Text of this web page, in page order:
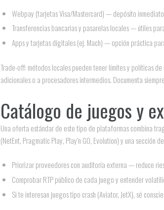
Webpay (tarjetas Visa/Mastercard) — depósito
Transferencias bancarias y pasarelas locales — útiles
Apps y tarjetas digitales (ej. Mach) — opción práctica
Trade-off: métodos locales pueden tener límites y políticas
adicionales o a procesadores intermedios. Documenta
Catálogo de juegos y
Una oferta estándar de este tipo de plataformas combina
(NetEnt, Pragmatic Play, Play’n GO, Evolution) y una
Priorizar proveedores con auditoría externa — reduce
Comprobar RTP público de cada juego y entender
Si te interesan juegos tipo crash (Aviator, JetX), sé